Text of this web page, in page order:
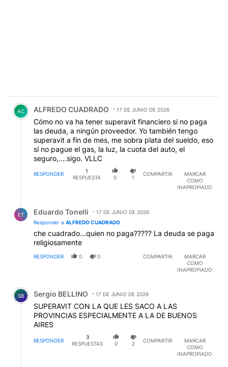
Comentario de ALFREDO CUADRADO.
AC ALFREDO CUADRADO 17 DE JUNIO DE 2026
Cómo no va ha tener superavit financiero si no paga
las deuda, a ningún proveedor. Yo también tengo
superavit a fin de mes, me sobra plata del sueldo, eso
sí no pague el gas, la luz, la cuota del auto, el
seguro,....sigo. VLLC
RESPONDER
1
RESPUESTA
0 1
COMPARTIR
MARCAR
COMO
INAPROPIADO
ET Eduardo Tonelli
17 DE JUNIO DE 2026
Responder a ALFREDO CUADRADO
che cuadrado...quien no paga????? La deuda se paga
religiosamente
RESPONDER 0 0 COMPARTIR
MARCAR
COMO
INAPROPIADO
Comentario de Sergio BELLINO.
SB Sergio BELLINO 17 DE JUNIO DE 2026
SUPERAVIT CON LA QUE LES SACO A LAS
PROVINCIAS ESPECIALMENTE A LA DE BUENOS
AIRES
RESPONDER
3
RESPUESTAS
0 2
COMPARTIR
MARCAR
COMO
INAPROPIADO